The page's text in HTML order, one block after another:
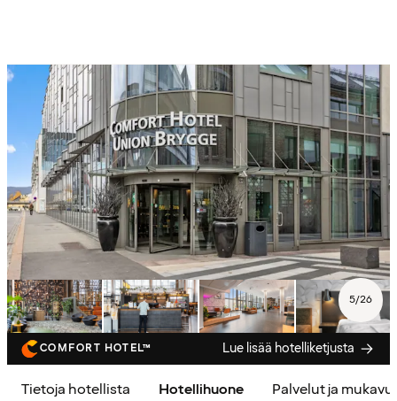
5/26
COMFORT HOTEL™ Lue lisää hotelliketjusta
Tietoja hotellista Hotellihuone Palvelut ja